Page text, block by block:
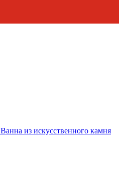
Ванна из искусственного камня